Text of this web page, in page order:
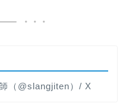
（@slangjiten）/ X